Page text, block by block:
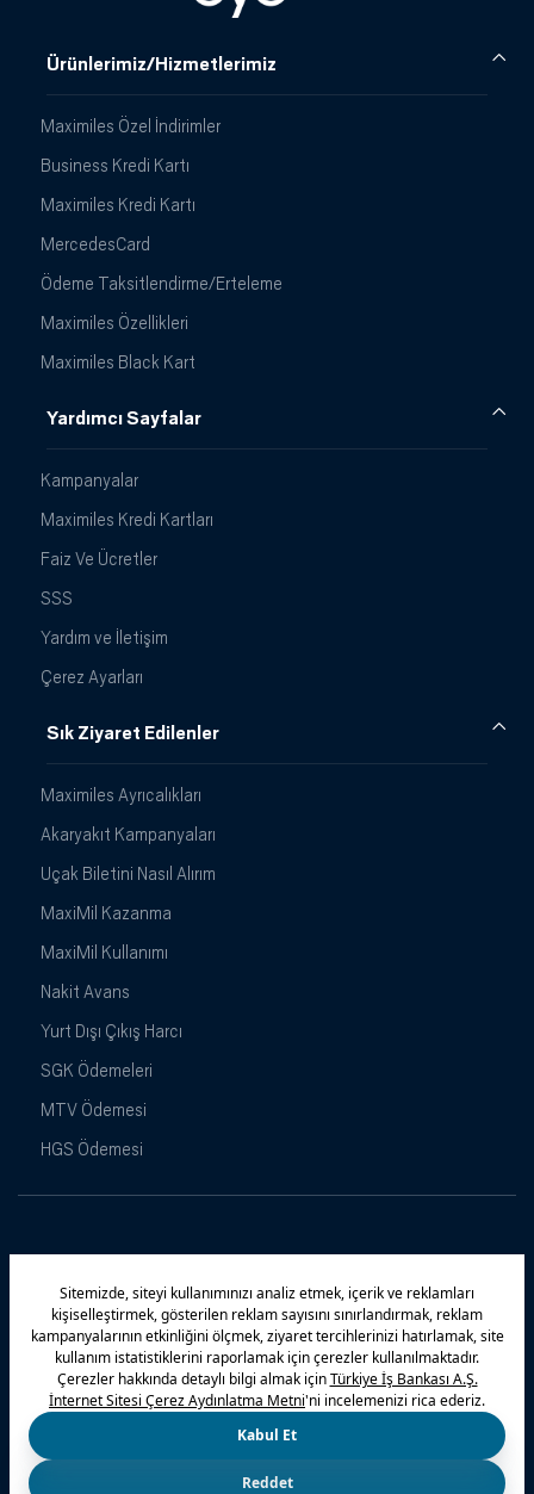
Ürünlerimiz/Hizmetlerimiz
Maximiles Özel İndirimler
Business Kredi Kartı
Maximiles Kredi Kartı
MercedesCard
Ödeme Taksitlendirme/Erteleme
Maximiles Özellikleri
Maximiles Black Kart
Yardımcı Sayfalar
Kampanyalar
Maximiles Kredi Kartları
Faiz Ve Ücretler
SSS
Yardım ve İletişim
Çerez Ayarları
Sık Ziyaret Edilenler
Maximiles Ayrıcalıkları
Akaryakıt Kampanyaları
Uçak Biletini Nasıl Alırım
MaxiMil Kazanma
MaxiMil Kullanımı
Nakit Avans
Yurt Dışı Çıkış Harcı
SGK Ödemeleri
MTV Ödemesi
HGS Ödemesi
© 2026 Türkiye İş Bankası A.Ş.
Maximiles Kampanyalar Yasal Uyarı Güvenlik
Gizlilik Politikamız Bilgi Toplumu Hizmetleri
Çerez Politikası Kişisel Verilerin Korunması